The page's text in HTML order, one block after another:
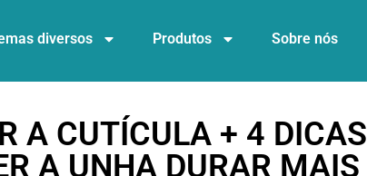
diversos Produtos Sobre nós
A CUTÍCULA + 4 DICAS
A UNHA DURAR MAIS